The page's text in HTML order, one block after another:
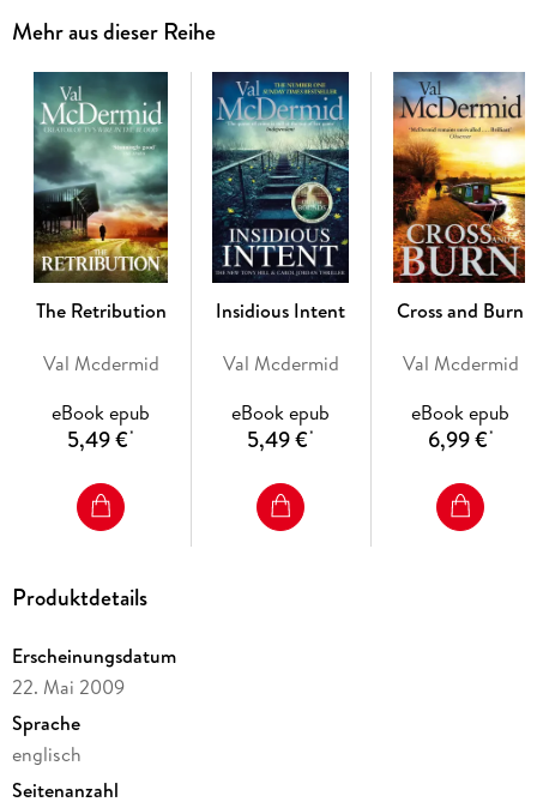
Only one officer comes up with a theory, but it's too wild. . .
Tony has started a game - one where hunter and hunted can
all too easily be reversed. He has baited an aggressor whose
charming manner hides a warped and sick mind. . .
When a killer is hiding in plain sight
Who can stop them?
'Truly frightening'
'Sly and sophisticated, weaving the mundane with the
Mehr aus dieser Reihe
The Retribution
Val Mcdermid
eBook epub
5,49 €*
Insidious Intent
Val Mcdermid
eBook epub
5,49 €*
Cross and Burn
Val Mcdermid
eBook epub
6,99 €*
Produktdetails
Erscheinungsdatum
22. Mai 2009
Sprache
englisch
Seitenanzahl